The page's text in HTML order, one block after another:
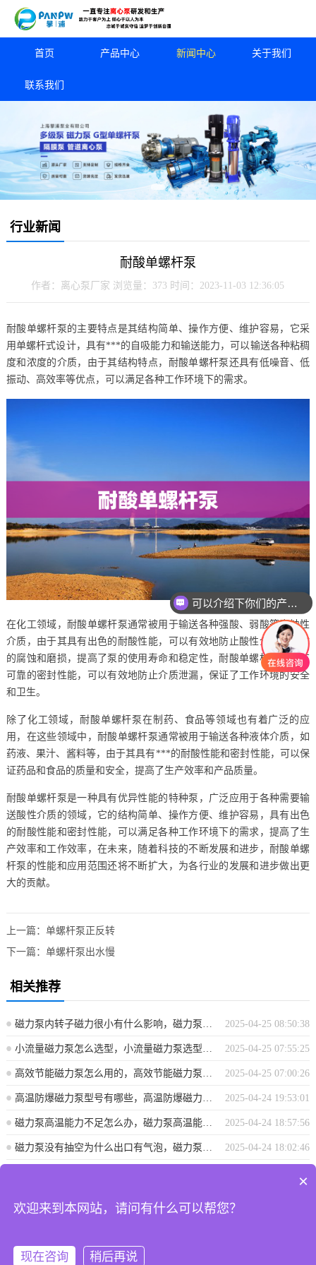
首页 产品中心 新闻中心 关于我们
联系我们
行业新闻
耐酸单螺杆泵
作者：离心泵厂家 浏览量：373 时间：2023-11-03 12:36:05
耐酸单螺杆泵的主要特点是其结构简单、操作方便、维护容易，它采
用单螺杆式设计，具有***的自吸能力和输送能力，可以输送各种粘稠
度和浓度的介质，由于其结构特点，耐酸单螺杆泵还具有低噪音、低
振动、高效率等优点，可以满足各种工作环境下的需求。
在化工领域，耐酸单螺杆泵通常被用于输送各种强酸、弱酸等腐蚀性
介质，由于其具有出色的耐酸性能，可以有效地防止酸性介质对泵体
的腐蚀和磨损，提高了泵的使用寿命和稳定性，耐酸单螺杆泵还具有
可靠的密封性能，可以有效地防止介质泄漏，保证了工作环境的安全
和卫生。
除了化工领域，耐酸单螺杆泵在制药、食品等领域也有着广泛的应
用，在这些领域中，耐酸单螺杆泵通常被用于输送各种液体介质，如
药液、果汁、酱料等，由于其具有***的耐酸性能和密封性能，可以保
证药品和食品的质量和安全，提高了生产效率和产品质量。
耐酸单螺杆泵是一种具有优异性能的特种泵，广泛应用于各种需要输
送酸性介质的领域，它的结构简单、操作方便、维护容易，具有出色
的耐酸性能和密封性能，可以满足各种工作环境下的需求，提高了生
产效率和工作效率，在未来，随着科技的不断发展和进步，耐酸单螺
杆泵的性能和应用范围还将不断扩大，为各行业的发展和进步做出更
大的贡献。
上一篇： 单螺杆泵正反转
下一篇： 单螺杆泵出水慢
相关推荐
2025-04-25 08:50:38
磁力泵内转子磁力很小有什么影响，磁力泵内转子磁力减小的影响分析
2025-04-25 07:55:25
小流量磁力泵怎么选型，小流量磁力泵选型指南
2025-04-25 07:00:26
高效节能磁力泵怎么用的，高效节能磁力泵使用指南
2025-04-24 19:53:01
高温防爆磁力泵型号有哪些，高温防爆磁力泵型号概览
2025-04-24 18:57:56
磁力泵高温能力不足怎么办，磁力泵高温能力不足解决方案探讨
2025-04-24 18:02:46
磁力泵没有抽空为什么出口有气泡，磁力泵出口气泡成因解析，非抽空状态下为何仍有气泡？
话:187 0175 8089
×
欢迎来到本网站，请问有什么可以帮您？
现在咨询 稍后再说